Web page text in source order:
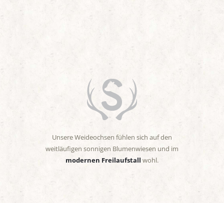
Unsere Weideochsen fühlen sich auf den
weitläufigen sonnigen Blumenwiesen und im
modernen Freilaufstall wohl.